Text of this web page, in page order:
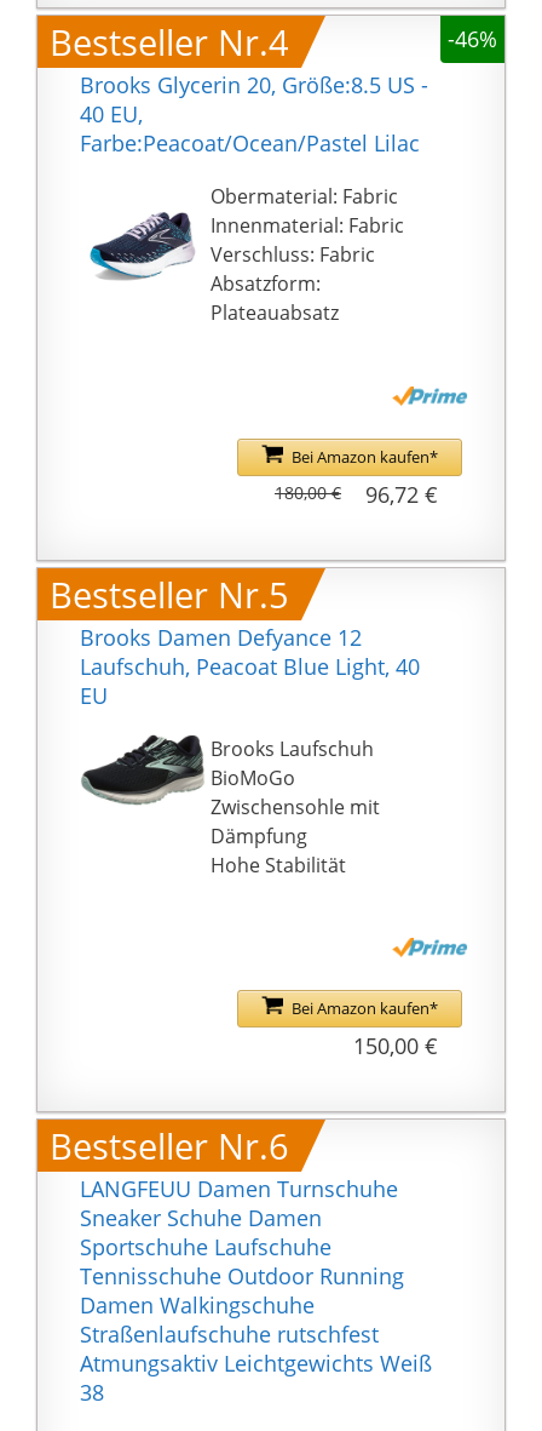
Bestseller Nr.4
-46%
Brooks Glycerin 20, Größe:8.5 US -
40 EU,
Farbe:Peacoat/Ocean/Pastel Lilac
Obermaterial: Fabric
Innenmaterial: Fabric
Verschluss: Fabric
Absatzform:
Plateauabsatz
Bei Amazon kaufen*
96,72 €
180,00 €
Bestseller Nr.5
Brooks Damen Defyance 12
Laufschuh, Peacoat Blue Light, 40
EU
Brooks Laufschuh
BioMoGo
Zwischensohle mit
Dämpfung
Hohe Stabilität
Bei Amazon kaufen*
150,00 €
Bestseller Nr.6
LANGFEUU Damen Turnschuhe
Sneaker Schuhe Damen
Sportschuhe Laufschuhe
Tennisschuhe Outdoor Running
Damen Walkingschuhe
Straßenlaufschuhe rutschfest
Atmungsaktiv Leichtgewichts Weiß
38